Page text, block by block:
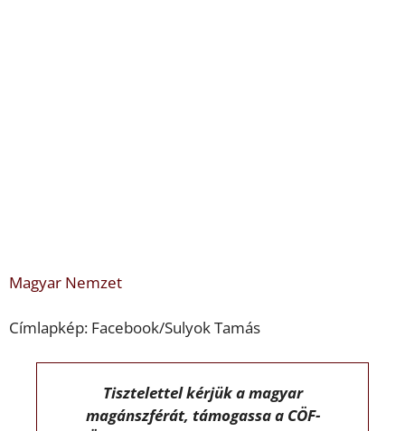
Magyar Nemzet
Címlapkép: Facebook/Sulyok Tamás
Tisztelettel kérjük a magyar
magánszférát, támogassa a CÖF-